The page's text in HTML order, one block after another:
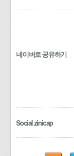
네이버로 공유하기
Social zinicap